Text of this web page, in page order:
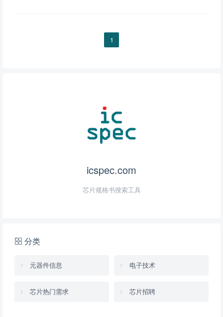
1
icspec.com
芯片规格书搜索工具
分类
元器件信息 电子技术
芯片热门需求 芯片招聘